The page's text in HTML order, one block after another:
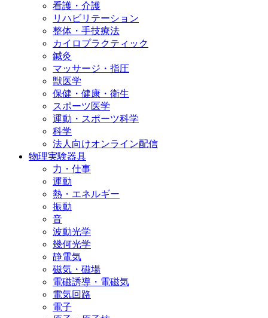
看護・介護
リハビリテーション
整体・手技療法
カイロプラクティック
鍼灸
マッサージ・指圧
獣医学
保健・健康・衛生
スポーツ医学
運動・スポーツ科学
科学
法人向けオンライン配信
物理実験器具
力・仕事
運動
熱・エネルギー
振動
音
波動光学
幾何光学
静電気
磁気・磁場
電磁誘導・電磁気
電気回路
電子